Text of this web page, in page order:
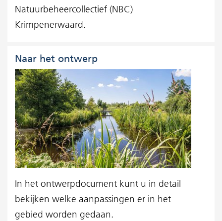
Natuurbeheercollectief (NBC)
Krimpenerwaard.
Naar het ontwerp
In het ontwerpdocument kunt u in detail
bekijken welke aanpassingen er in het
gebied worden gedaan.